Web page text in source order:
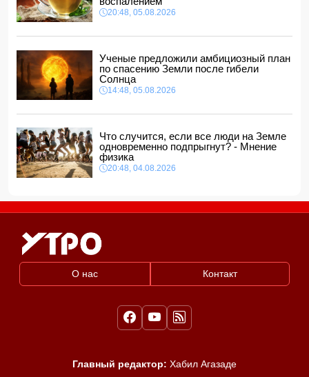
11:20, 06.08.2026
11:16, 06.08.2026
20:48, 05.08.2026
Ученые предложили амбициозный план
по спасению Земли после гибели
Солнца
14:48, 05.08.2026
Что случится, если все люди на Земле
одновременно подпрыгнут? - Мнение
физика
20:48, 04.08.2026
О нас Контакт
Главный редактор: Хабил Агазаде